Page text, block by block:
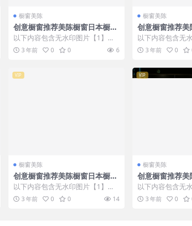
橱窗美陈
创意橱窗推荐美陈橱窗日本橱窗
设计 (356)
以下内容包含无水印图片【1】张
，开通会员无障碍浏览 开通VIP会
员 3 年前 0 0 6
橱窗美陈
创意橱窗推荐美
设计 (330)
以下内容包含无
，开通会员无障
员 3 年前 0
VIP
橱窗美陈
创意橱窗推荐美陈橱窗日本橱窗
设计 (231)
以下内容包含无水印图片【1】张
，开通会员无障碍浏览 开通VIP会
员 3 年前 0 0 14
VIP
橱窗美陈
创意橱窗推荐美
设计 (26)
以下内容包含无
，开通会员无障
员 3 年前 0